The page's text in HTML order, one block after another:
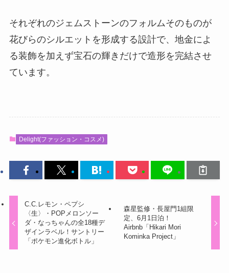
それぞれのジェムストーンのフォルムそのものが
花びらのシルエットを形成する設計で、地金によ
る装飾を加えず宝石の輝きだけで造形を完結させ
ています。
Delight(ファッション・コスメ)
C.C.レモン・ペプシ
〈生〉・POPメロンソー
ダ・なっちゃんの全18種デ
ザインラベル！サントリー
「ポケモン進化ボトル」
森星監修・長屋門1組限
定、6月1日泊！
Airbnb「Hikari Mori
Kominka Project」